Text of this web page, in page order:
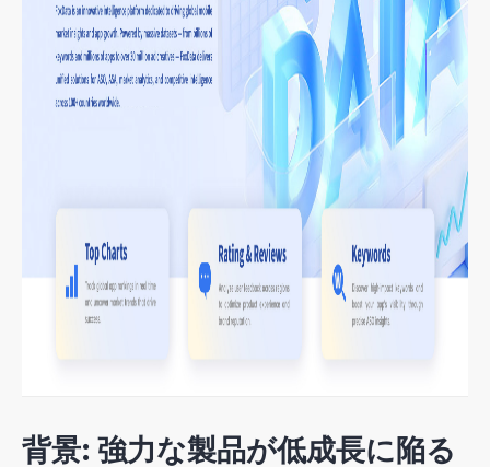
背景: 強力な製品が低成長に陥る